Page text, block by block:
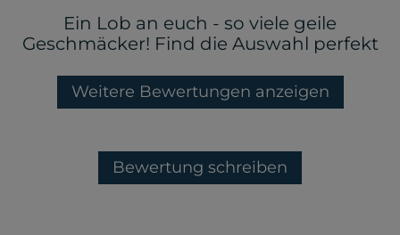
Ein Lob an euch - so viele geile
Geschmäcker! Find die Auswahl perfekt
Weitere Bewertungen anzeigen
Bewertung schreiben